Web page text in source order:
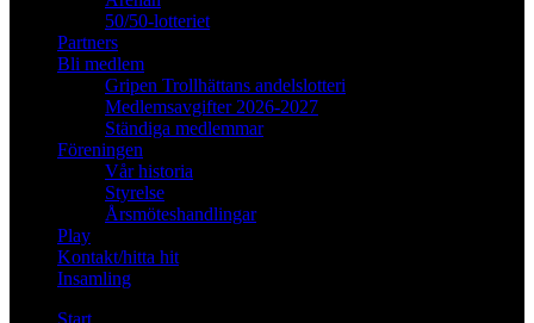
50/50-lotteriet
Partners
Bli medlem
Gripen Trollhättans andelslotteri
Medlemsavgifter 2026-2027
Ständiga medlemmar
Föreningen
Vår historia
Styrelse
Årsmöteshandlingar
Play
Kontakt/hitta hit
Insamling
Start